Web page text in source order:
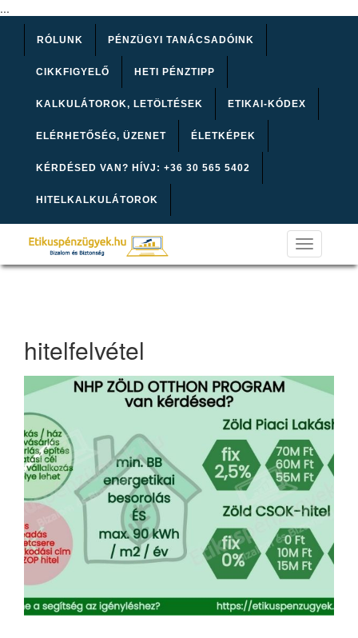
...
RÓLUNK PÉNZÜGYI TANÁCSADÓINK
CIKKFIGYELŐ HETI PÉNZTIPP
KALKULÁTOROK, LETÖLTÉSEK ETIKAI-KÓDEX
ELÉRHETŐSÉG, ÜZENET ÉLETKÉPEK
KÉRDÉSED VAN? HÍVJ: +36 30 565 5402
HITELKALKULÁTOROK
Toggle
navigation
hitelfelvétel